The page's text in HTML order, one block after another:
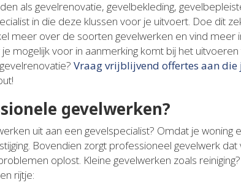
als gevelrenovatie, gevelbekleding,
in die deze klussen voor je uitvoert. Doe dit
meer over de soorten gevelwerken en vind meer
mogelijk voor in aanmerking komt bij het
Vraag vrijblijvend offertes aan
gevelwerken?
uit aan een gevelspecialist? Omdat je woning
Bovendien zorgt professioneel gevelwerk
oplost. Kleine gevelwerken zoals
rijtje: